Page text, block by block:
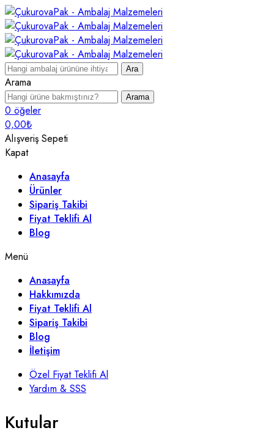
Ara
Arama
Arama
0 öğeler
0,00₺
Alışveriş Sepeti
Kapat
Anasayfa
Ürünler
Sipariş Takibi
Fiyat Teklifi Al
Blog
Menü
Anasayfa
Hakkımızda
Fiyat Teklifi Al
Sipariş Takibi
Blog
İletişim
Özel Fiyat Teklifi Al
Yardım & SSS
Kutular